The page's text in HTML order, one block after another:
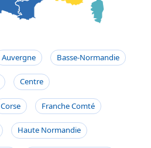
Auvergne Basse-Normandie
Centre
Corse Franche Comté
Haute Normandie